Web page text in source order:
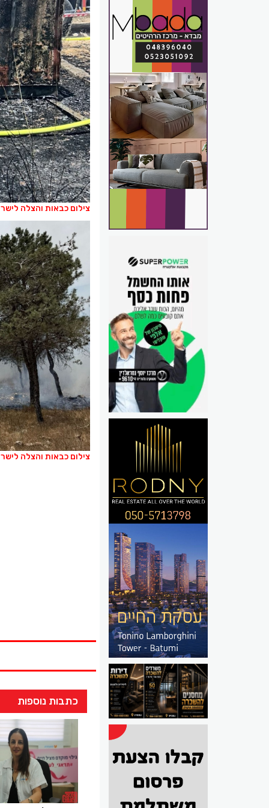
צילום כבאות והצלה
צילום כבאות והצלה
כתבות נוספות